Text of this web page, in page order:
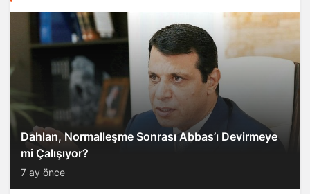
Dahlan, Normalleşme Sonrası Abbas’ı Devirmeye
mi Çalışıyor?
7 ay önce